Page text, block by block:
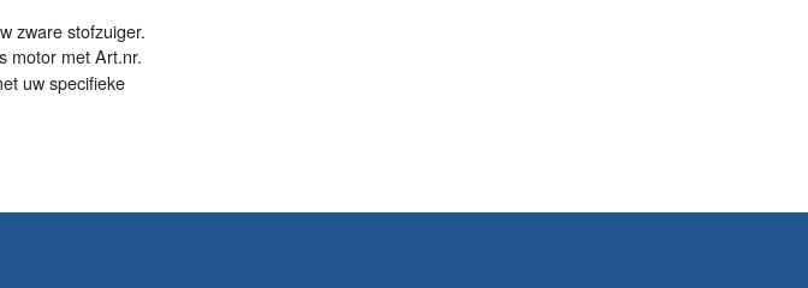
zware stofzuiger.
motor met Art.nr.
uw specifieke